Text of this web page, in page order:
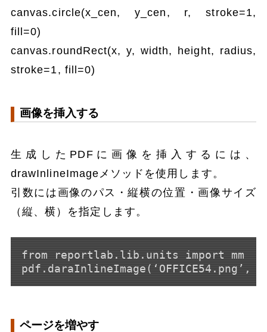
canvas.circle(x_cen, y_cen, r, stroke=1,
fill=0)
canvas.roundRect(x, y, width, height, radius,
stroke=1, fill=0)
画像を挿入する
生成したPDFに画像を挿入するには、
drawInlineImageメソッドを使用します。
引数には画像のパス・縦横の位置・画像サイズ
（縦、横）を指定します。
from reportlab.lib.units import mm
ページを増やす